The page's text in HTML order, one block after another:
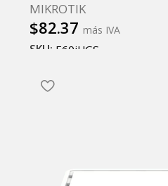
MIKROTIK
$82.37 más IVA
SKU: E60iUGS